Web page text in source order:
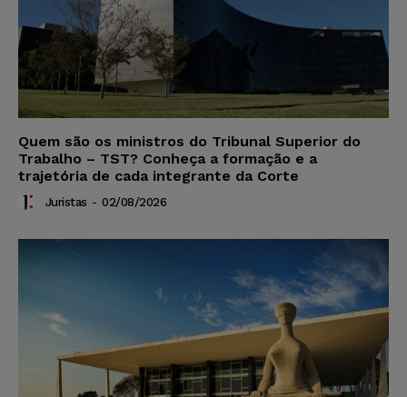
Quem são os ministros do Tribunal Superior do
Trabalho – TST? Conheça a formação e a
trajetória de cada integrante da Corte
Juristas - 02/08/2026